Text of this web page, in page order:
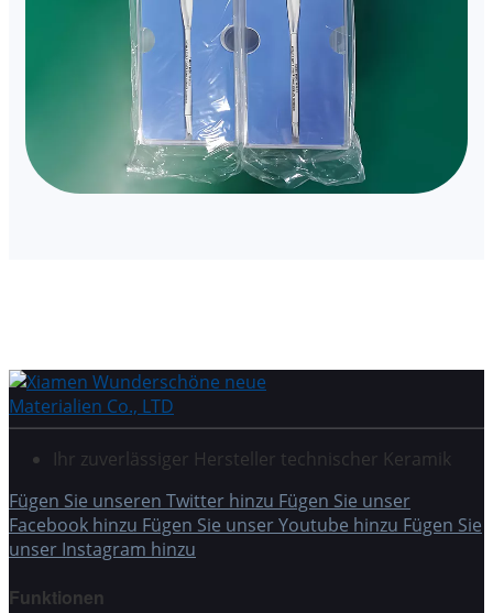
Ihr zuverlässiger Hersteller technischer Keramik
Fügen Sie unseren Twitter hinzu Fügen Sie unser
Facebook hinzu Fügen Sie unser Youtube hinzu Fügen Sie
unser Instagram hinzu
Funktionen